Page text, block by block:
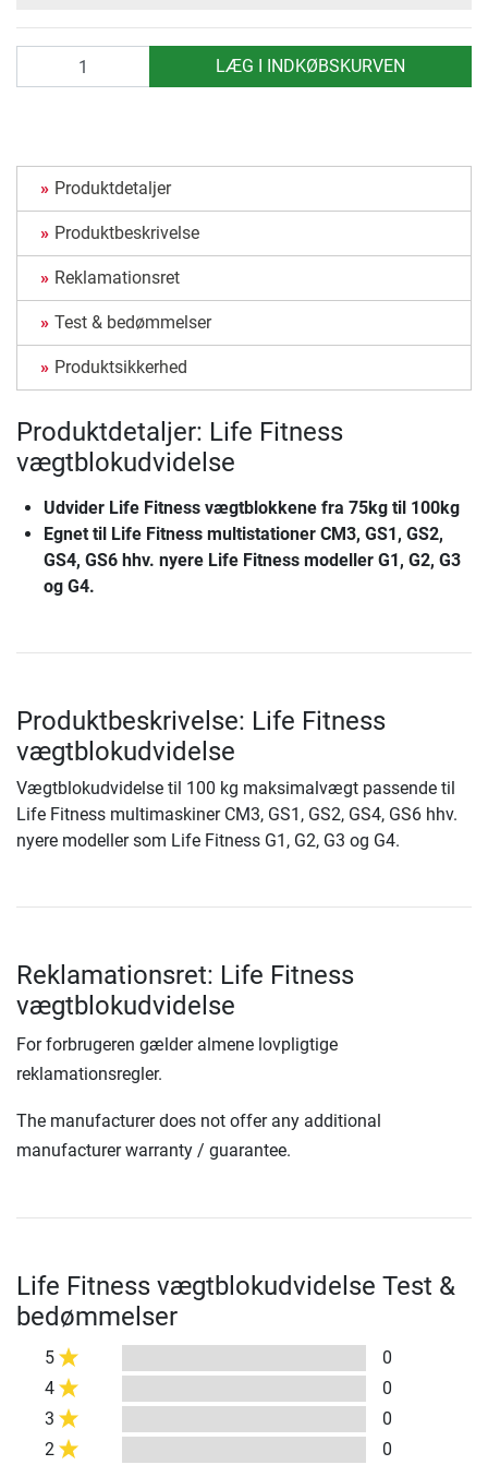
LÆG I INDKØBSKURVEN
Produktdetaljer
Produktbeskrivelse
Reklamationsret
Test & bedømmelser
Produktsikkerhed
Produktdetaljer: Life Fitness
vægtblokudvidelse
Udvider Life Fitness vægtblokkene fra 75kg til 100kg
Egnet til Life Fitness multistationer CM3, GS1, GS2,
GS4, GS6 hhv. nyere Life Fitness modeller G1, G2, G3
og G4.
Produktbeskrivelse: Life Fitness
vægtblokudvidelse
Vægtblokudvidelse til 100 kg maksimalvægt passende til
Life Fitness multimaskiner CM3, GS1, GS2, GS4, GS6 hhv.
nyere modeller som Life Fitness G1, G2, G3 og G4.
Reklamationsret: Life Fitness
vægtblokudvidelse
For forbrugeren gælder almene lovpligtige
reklamationsregler.
The manufacturer does not offer any additional
manufacturer warranty / guarantee.
Life Fitness vægtblokudvidelse Test &
bedømmelser
5
0
4
0
3
0
2
0